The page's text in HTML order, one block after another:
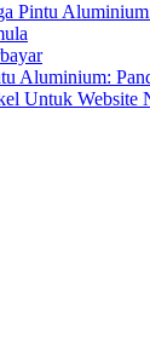
Pintu
Aluminium:
Untuk Website